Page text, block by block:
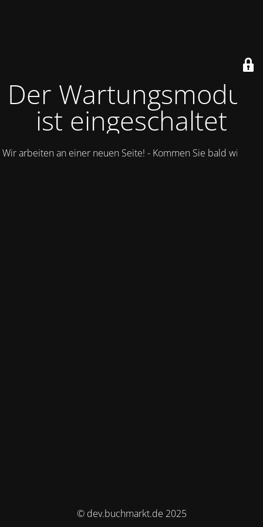
Der Wartungsmodus
ist eingeschaltet
Wir arbeiten an einer neuen Seite! - Kommen Sie bald wieder.
© dev.buchmarkt.de 2025